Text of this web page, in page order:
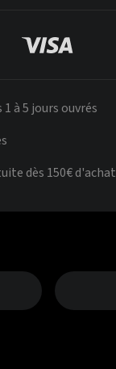
à 5 jours ouvrés
dès 150€ d'achat